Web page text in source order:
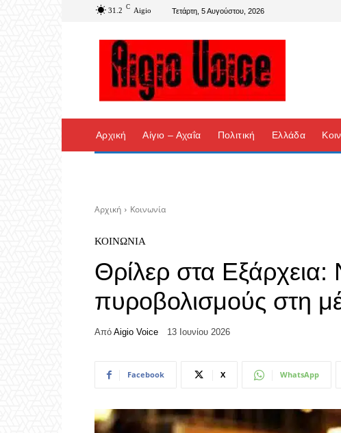
31.2 C Aigio Τετάρτη, 5 Αυγούστου, 2026
Αρχική Αίγιο – Αχαΐα Πολιτική Ελλάδα
Αρχική Κοινωνία
ΚΟΙΝΩΝΊΑ
Θρίλερ στα
πυροβολισμούς στη
Από Aigio Voice 13 Ιουνίου 2026
Facebook X WhatsApp